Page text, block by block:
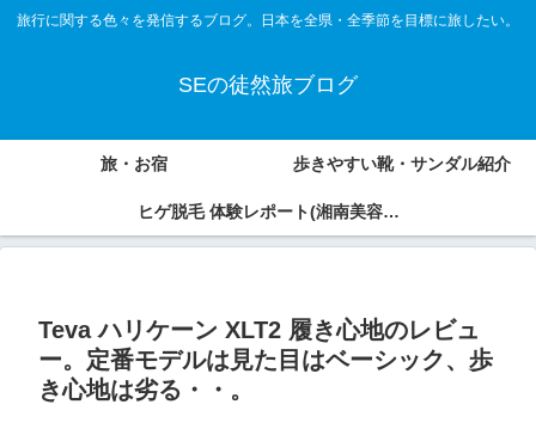
旅行に関する色々を発信するブログ。日本を全県・全季節を目標に旅したい。
SEの徒然旅ブログ
旅・お宿 歩きやすい靴・サンダル紹介
ヒゲ脱毛 体験レポート(湘南美容外
Teva ハリケーン XLT2 履き心地のレビュ
ー。定番モデルは見た目はベーシック、歩
き心地は劣る・・。